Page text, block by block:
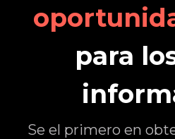
para
Se el primero en